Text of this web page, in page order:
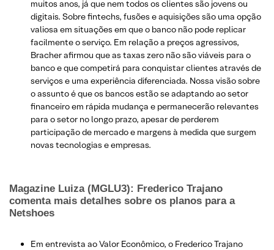
muitos anos, já que nem todos os clientes são jovens ou
digitais. Sobre fintechs, fusões e aquisições são uma opção
valiosa em situações em que o banco não pode replicar
facilmente o serviço. Em relação a preços agressivos,
Bracher afirmou que as taxas zero não são viáveis ​​para o
banco e que competirá para conquistar clientes através de
serviços e uma experiência diferenciada. Nossa visão sobre
o assunto é que os bancos estão se adaptando ao setor
financeiro em rápida mudança e permanecerão relevantes
para o setor no longo prazo, apesar de perderem
participação de mercado e margens à medida que surgem
novas tecnologias e empresas.
Magazine Luiza (MGLU3): Frederico Trajano
comenta mais detalhes sobre os planos para a
Netshoes
Em entrevista ao Valor Econômico, o Frederico Trajano